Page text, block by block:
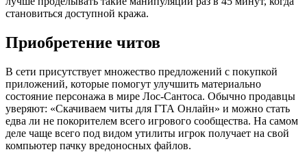
становиться доступной кража.
Приобретение читов
В сети присутствует множество предложений с покупкой
приложений, которые помогут улучшить материально
состояние персонажа в мире Лос-Сантоса. Обычно продавцы
уверяют: «Скачиваем читы для ГТА Онлайн» и можно стать
едва ли не покорителем всего игрового сообщества. На самом
деле чаще всего под видом утилиты игрок получает на свой
компьютер пачку вредоносных файлов.